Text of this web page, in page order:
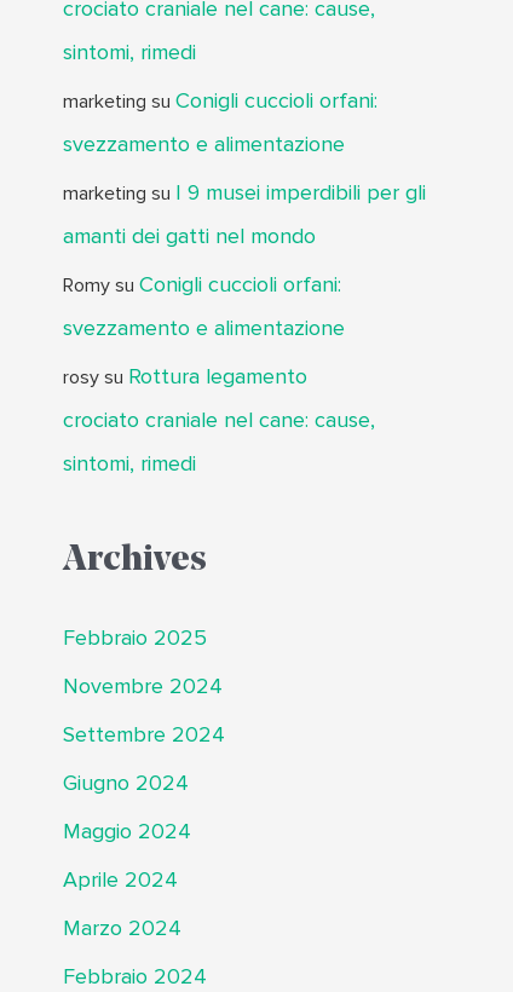
crociato craniale nel cane: cause,
sintomi, rimedi
marketing su Conigli cuccioli orfani:
svezzamento e alimentazione
marketing su I 9 musei imperdibili per gli
amanti dei gatti nel mondo
Romy su Conigli cuccioli orfani:
svezzamento e alimentazione
rosy su Rottura legamento
crociato craniale nel cane: cause,
sintomi, rimedi
Archives
Febbraio 2025
Novembre 2024
Settembre 2024
Giugno 2024
Maggio 2024
Aprile 2024
Marzo 2024
Febbraio 2024